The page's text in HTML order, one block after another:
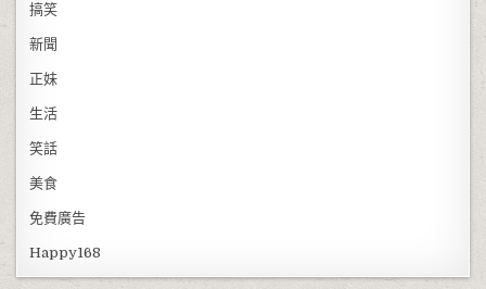
搞笑
新聞
正妹
生活
笑話
美食
免費廣告
Happy168